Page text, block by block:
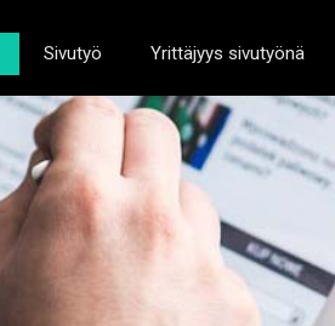
Sivutyö Yrittäjyys sivutyönä